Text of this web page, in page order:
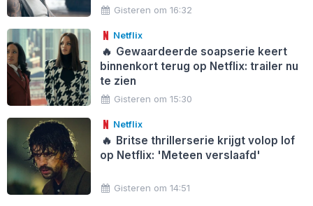
Gisteren om 16:32
Netflix
🔥 Gewaardeerde soapserie keert
binnenkort terug op Netflix: trailer nu
te zien
Gisteren om 15:30
Netflix
🔥 Britse thrillerserie krijgt volop lof
op Netflix: 'Meteen verslaafd'
Gisteren om 14:51